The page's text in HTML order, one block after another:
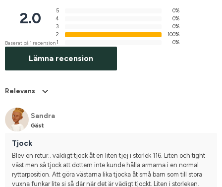
2.0
Baserat på 1 recension
5
0%
4
0%
3
0%
2
100%
1
0%
Lämna recension
Relevans
Sandra
Gäst
Tjock
Blev en retur.. väldigt tjock åt en liten tjej i storlek 116. Liten och tight
väst men så tjock att dottern inte kunde hålla armarna i en normal
ryttarposition. Att göra västarna lika tjocka åt små barn som till stora
vuxna funkar lite si så där när det är vädigt tjockt. Liten i storleken.